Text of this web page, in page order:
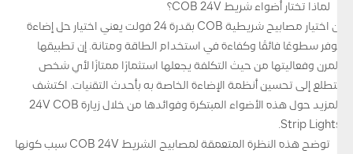
لماذا تختار أضواء شريط COB 24V؟
إن اختيار مصابيح شريطية COB بقدرة 24 فولت يعني اختيار حل إضاءة
يوفر سطوعًا فائقًا وكفاءة في استخدام الطاقة ومتانة. إن تطبيقها
المرن وفعاليتها من حيث التكلفة يجعلها استثمارًا ممتازًا لأي شخص
يتطلع إلى تحسين أنظمة الإضاءة الخاصة به بأحدث التقنيات. اكتشف
المزيد حول هذه الأضواء المبتكرة وفوائدها من خلال زيارة 24V COB
Strip Lights.
توضح هذه النظرة المتعمقة لمصابيح الشريط COB 24V سبب كونها